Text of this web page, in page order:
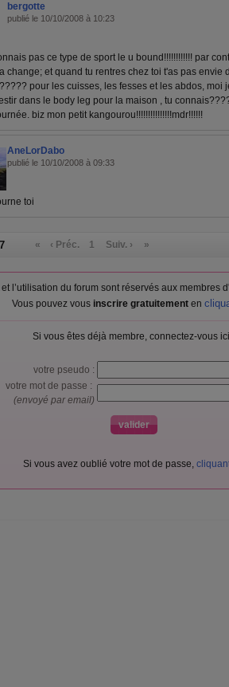
bergotte
publié le 10/10/2008 à 10:23
pas ce type de sport le u bound!!!!!!!!!!!! par
change; et quand tu rentres chez toi t'as pas envie
pour les cuisses, les fesses et les abdos, moi
dans le body leg pour la maison , tu
biz mon petit kangourou!!!!!!!!!!!!!!!mdr!!!!!!
AneLorDabo
publié le 10/10/2008 à 09:33
toi
« ‹ Préc. 1 Suiv. › »
et l’utilisation du forum sont réservés aux membres
Vous pouvez vous inscrire gratuitementen
Si vous êtes déjà membre, connectez-vous
votre pseudo :
votre mot de passe :
(envoyé par email)
Si vous avez oublié votre mot de passe,